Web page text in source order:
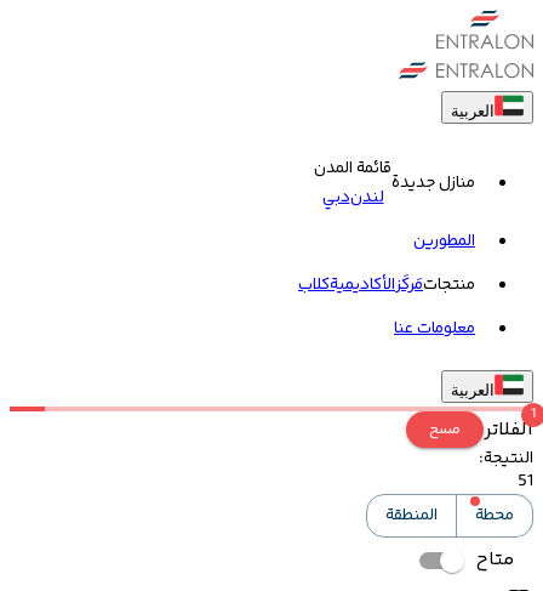
العربية
منازل جديدة
قائمة المدن
لندندبي
المطورين
منتجاتمَركَزالأكاديميةکلاب
معلومات عنا
العربية
الفلاتر
1
مسح
النتيجة:
51
محطة
المنطقة
متاح